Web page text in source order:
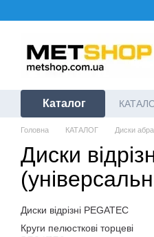
Каталог
Головна КАТАЛОГ Диски
Диски
Диски відрізні PEGATEC
Круги пелюсткові торцеві